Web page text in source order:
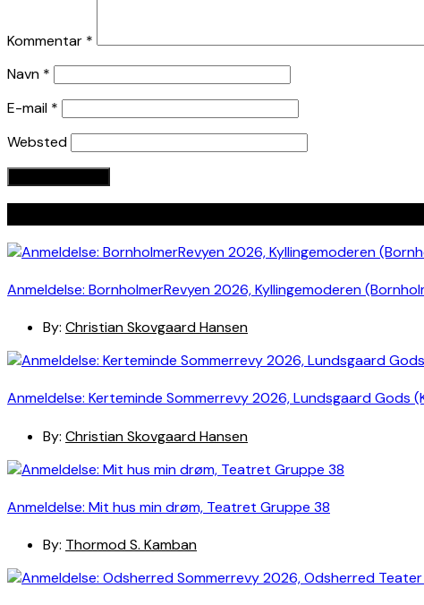
Kommentar *
Navn *
E-mail *
Websted
Anmeldelse: BornholmerRevyen 2026, Kyllingemoderen
By: Christian Skovgaard Hansen
Anmeldelse: Kerteminde Sommerrevy 2026, Lundsgaard Gods
By: Christian Skovgaard Hansen
Anmeldelse: Mit hus min drøm, Teatret Gruppe 38
By: Thormod S. Kamban